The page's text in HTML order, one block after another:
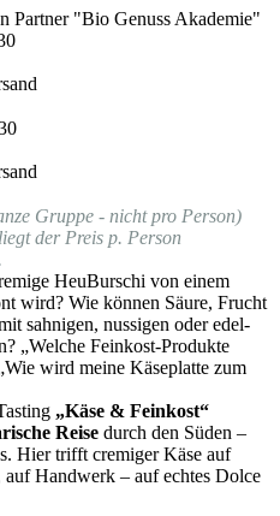
Partner "Bio Genuss Akademie"
Gruppe - nicht pro Person)
der Preis p. Person
HeuBurschi von einem
wird? Wie können Säure, Frucht
sahnigen, nussigen oder edel-
„Welche Feinkost-Produkte
wird meine Käseplatte zum
„Käse & Feinkost“
Reise durch den Süden –
Hier trifft cremiger Käse auf
Handwerk – auf echtes Dolce